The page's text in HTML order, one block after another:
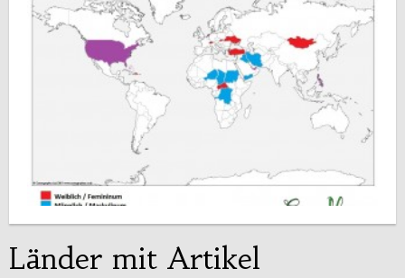
Länder mit Artikel